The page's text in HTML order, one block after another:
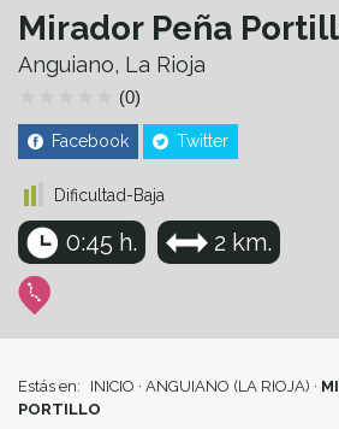
Mirador Peña
Anguiano, La Rioja
(0)
Facebook Twitter
Dificultad-Baja
0:45 h. 2 km.
Estás en: INICIO · ANGUIANO (LA RIOJA) ·
PORTILLO